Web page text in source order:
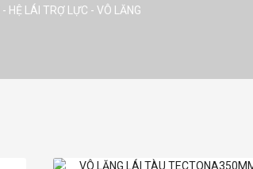
- HỆ LÁI TRỢ LỰC - VÔ LĂNG